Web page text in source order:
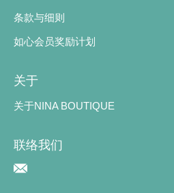
条款与细则
如心会员奖励计划
关于
关于NINA BOUTIQUE
联络我们